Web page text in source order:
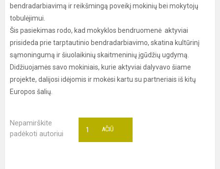
bendradarbiavimą ir reikšmingą poveikį mokinių bei mokytojų
tobulėjimui.
Šis pasiekimas rodo, kad mokyklos bendruomenė aktyviai
prisideda prie tarptautinio bendradarbiavimo, skatina kultūrinį
sąmoningumą ir šiuolaikinių skaitmeninių įgūdžių ugdymą.
Didžiuojamės savo mokiniais, kurie aktyviai dalyvavo šiame
projekte, dalijosi idėjomis ir mokėsi kartu su partneriais iš kitų
Europos šalių.
Nepamirškite
padėkoti autoriui
AČIŪ
1